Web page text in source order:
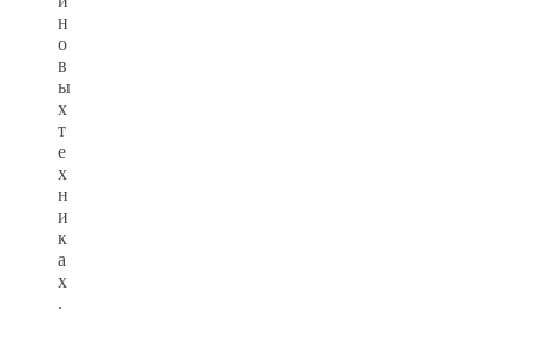
н
о
в
ы
х
т
е
х
н
и
к
а
х
.